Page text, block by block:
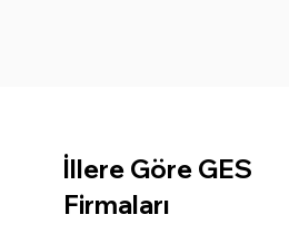
İllere Göre GES
Firmaları